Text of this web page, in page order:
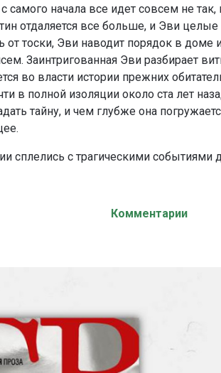
начала все идет совсем не так,
отдаляется все больше, и Эви
тоски, Эви наводит порядок в доме
Заинтригованная Эви разбирает
во власти истории прежних
в полной изоляции около ста лет
тайну, и чем глубже она
сплелись с трагическими событиями
Комментарии